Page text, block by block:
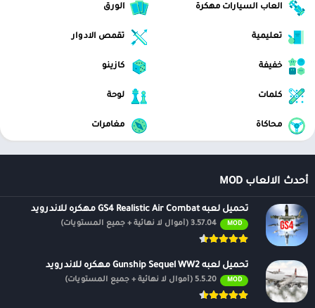
العاب السيارات مهكرة الورق
تعليمية تقمص الادوار
خفيفة كازينو
كلمات لوحة
محاكاة مغامرات
أحدث الالعاب MOD
تحميل لعبه GS4 Realistic Air Combat مهكره للاندرويد
MOD 3.57.04 (أموال لا نهائية + جميع المستويات)
تحميل لعبه Gunship Sequel WW2 مهكره للاندرويد
MOD 5.5.20 (أموال لا نهائية + جميع المستويات)